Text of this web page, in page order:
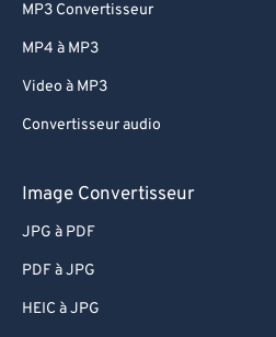
MP3 Convertisseur
MP4 à MP3
Video à MP3
Convertisseur audio
Image Convertisseur
JPG à PDF
PDF à JPG
HEIC à JPG